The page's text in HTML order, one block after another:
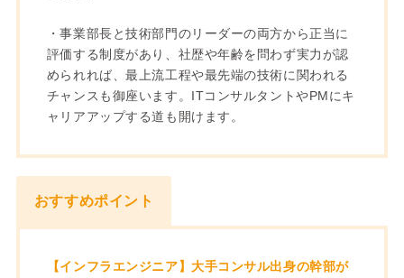
・事業部長と技術部門のリーダーの両方から正当に
評価する制度があり、社歴や年齢を問わず実力が認
められれば、最上流工程や最先端の技術に関われる
チャンスも御座います。ITコンサルタントやPMにキ
ャリアアップする道も開けます。
おすすめポイント
【インフラエンジニア】大手コンサル出身の幹部が